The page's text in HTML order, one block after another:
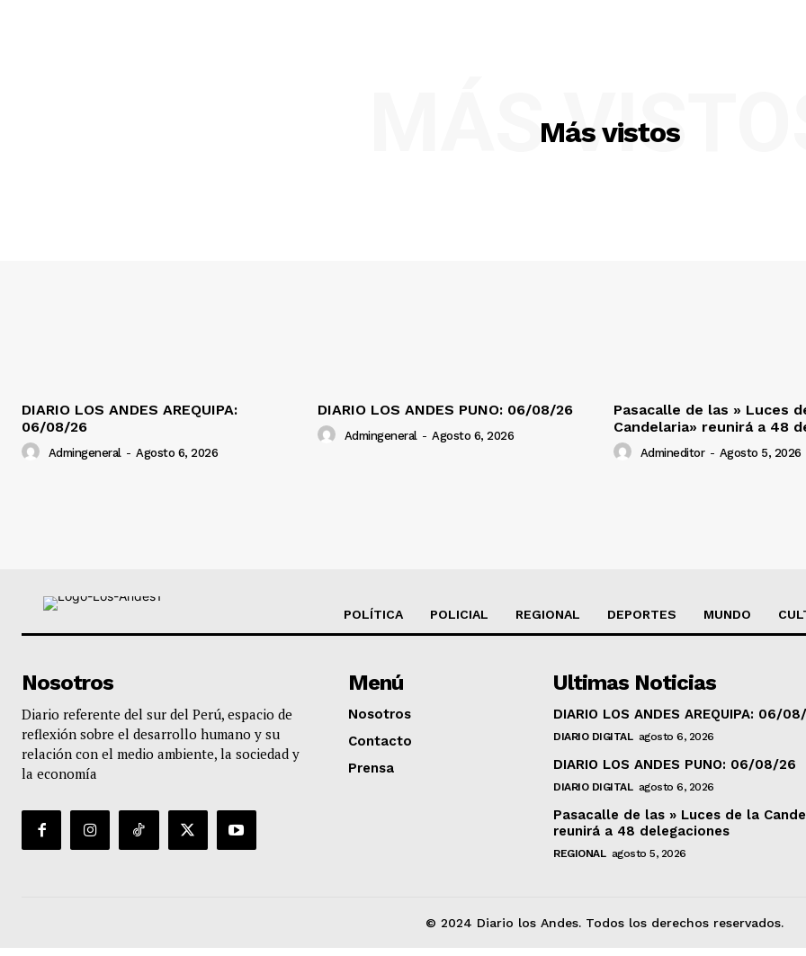
Más vistos
MÁS
DIARIO LOS ANDES AREQUIPA:
06/08/26
Admingeneral - Agosto 6, 2026
DIARIO LOS ANDES PUNO: 06/08/26
Admingeneral - Agosto 6, 2026
Pasacalle de las » Luces
Candelaria» reunirá a 48
Admineditor - Agosto 5, 2026
POLÍTICA POLICIAL REGIONAL DEPORTES MUNDO
Nosotros
Diario referente del sur del Perú, espacio de
reflexión sobre el desarrollo humano y su
relación con el medio ambiente, la sociedad y
la economía
Menú
Nosotros
Contacto
Prensa
Ultimas Noticias
DIARIO LOS ANDES AREQUIPA: 06/
DIARIO DIGITAL agosto 6, 2026
DIARIO LOS ANDES PUNO: 06/08/26
DIARIO DIGITAL agosto 6, 2026
Pasacalle de las » Luces de la
reunirá a 48 delegaciones
REGIONAL agosto 5, 2026
© 2024 Diario los Andes. Todos los derechos reservados.